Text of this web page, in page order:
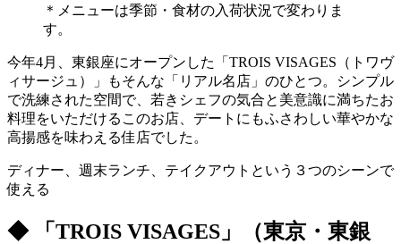
＊メニューは季節・食材の入荷状況で変わりま
す。
今年4月、東銀座にオープンした「TROIS VISAGES（トワヴ
ィサージュ）」もそんな「リアル名店」のひとつ。シンプル
で洗練された空間で、若きシェフの気合と美意識に満ちたお
料理をいただけるこのお店、デートにもふさわしい華やかな
高揚感を味わえる佳店でした。
ディナー、週末ランチ、テイクアウトという３つのシーンで
使える
◆ 「TROIS VISAGES」（東京・東銀